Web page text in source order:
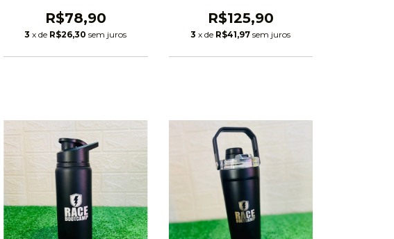
R$78,90
3 x de R$26,30 sem juros
R$125,90
3 x de R$41,97 sem juros